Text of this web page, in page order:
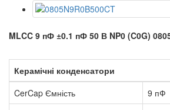
MLCC 9 пФ ±0.1 пФ 50 В NP0 (C0G)
Керамічні конденсатори
CerCap Ємність
9 пФ